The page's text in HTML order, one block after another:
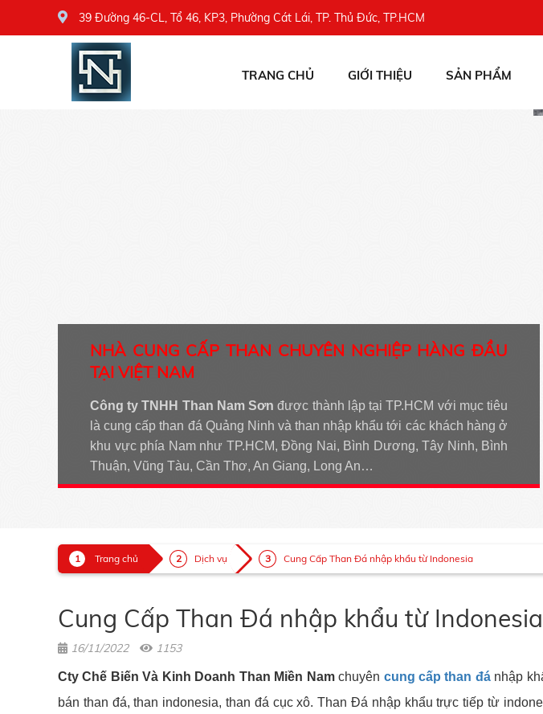
39 Đường 46-CL, Tổ 46, KP3, Phường Cát Lái, TP. Thủ Đức, TP.HCM
TRANG CHỦ GIỚI THIỆU SẢN PHẨM
NHÀ CUNG CẤP THAN CHUYÊN NGHIỆP HÀNG ĐẦU
TẠI VIỆT NAM
Công ty TNHH Than Nam Sơnđược thành lập tại TP.HCM với mục tiêu
là cung cấp than đá Quảng Ninh và than nhập khẩu tới các khách hàng ở
khu vực phía Nam như TP.HCM, Đồng Nai, Bình Dương, Tây Ninh, Bình
Thuận, Vũng Tàu, Cần Thơ, An Giang, Long An…
Trang chủ Dịch vụ Cung Cấp Than Đá nhập khẩu từ Indonesia
Cung Cấp Than Đá nhập khẩu từ Indonesia
16/11/2022 1153
Cty Chế Biến Và Kinh Doanh Than Miền Namchuyên cung cấp than đánhập
bán than đá, than indonesia, than đá cục xô. Than Đá nhập khẩu trực tiếp từ